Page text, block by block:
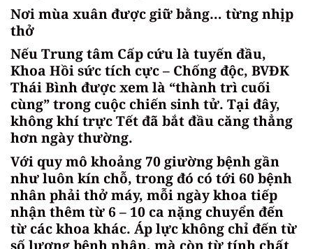
Nơi mùa xuân được giữ bằng… từng nhịp
thở
Nếu Trung tâm Cấp cứu là tuyến đầu,
Khoa Hồi sức tích cực – Chống độc, BVĐK
Thái Bình được xem là “thành trì cuối
cùng” trong cuộc chiến sinh tử. Tại đây,
không khí trực Tết đã bắt đầu căng thẳng
hơn ngày thường.
Với quy mô khoảng 70 giường bệnh gần
như luôn kín chỗ, trong đó có tới 60 bệnh
nhân phải thở máy, mỗi ngày khoa tiếp
nhận thêm từ 6 – 10 ca nặng chuyển đến
từ các khoa khác. Áp lực không chỉ đến từ
số lượng bệnh nhân, mà còn từ tính chất